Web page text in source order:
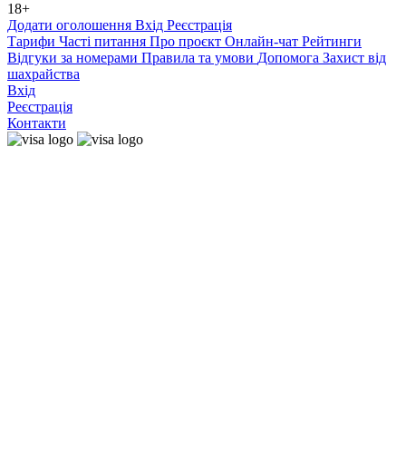
18+
Додати оголошення Вхід Реєстрація
Тарифи Часті питання Про проєкт Онлайн-чат Рейтинги
Відгуки за номерами Правила та умови Допомога Захист від
шахрайства
Вхід
Реєстрація
Контакти